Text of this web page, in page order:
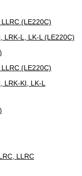
(LE220C)
LRK-L, LK-L (LE220C)
(LE220C)
LRK-KI, LK-L
LLRC